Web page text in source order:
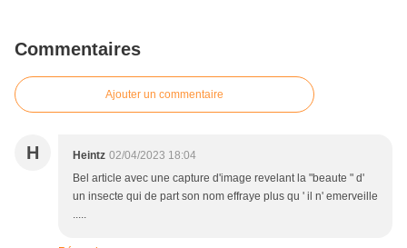
Commentaires
Ajouter un commentaire
H Heintz 02/04/2023 18:04
Bel article avec une capture d'image revelant la "beaute " d'
un insecte qui de part son nom effraye plus qu ' il n' emerveille
.....